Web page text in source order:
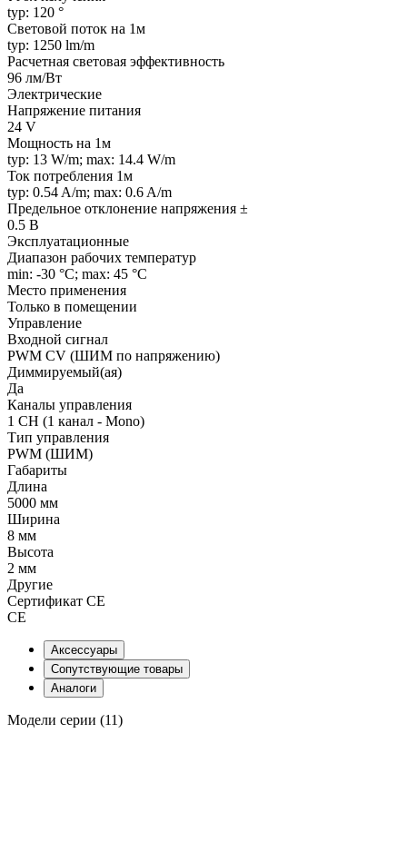
typ: 120 °
Световой поток на 1м
typ: 1250 lm/m
Расчетная световая эффективность
96 лм/Вт
Электрические
Напряжение питания
24 V
Мощность на 1м
typ: 13 W/m; max: 14.4 W/m
Ток потребления 1м
typ: 0.54 A/m; max: 0.6 A/m
Предельное отклонение напряжения ±
0.5 В
Эксплуатационные
Диапазон рабочих температур
min: -30 °C; max: 45 °C
Место применения
Только в помещении
Управление
Входной сигнал
PWM СV (ШИМ по напряжению)
Диммируемый(ая)
Да
Каналы управления
1 CH (1 канал - Mono)
Тип управления
PWM (ШИМ)
Габариты
Длина
5000 мм
Ширина
8 мм
Высота
2 мм
Другие
Сертификат CE
CE
Аксессуары
Сопутствующие товары
Аналоги
Модели серии (11)